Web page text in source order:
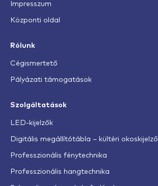
Impresszum
Központi oldal
Rólunk
Cégismertető
Pályázati támogatások
Szolgáltatások
LED-kijelzők
Digitális megállítótábla – kültéri okoskijelző
Professzionális fénytechnika
Professzionális hangtechnika